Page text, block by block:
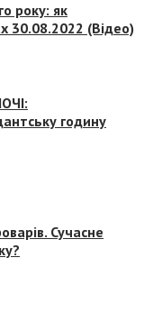
року: як
30.08.2022 (Відео)
годину
Сучасне